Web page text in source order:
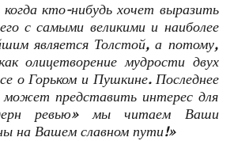
кто-нибудь хочет выразить
с самыми великими и наиболее
является Толстой, а потому,
олицетворение мудрости двух
о Горьком и Пушкине. Последнее
представить интерес для
ревью» мы читаем Ваши
на Вашем славном пути!»